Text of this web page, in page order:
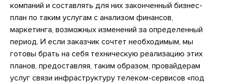
компаний и составлять для них законченный бизнес-
план по таким услугам с анализом финансов,
маркетинга, возможных изменений за определенный
период. И если заказчик сочтет необходимым, мы
готовы брать на себя техническую реализацию этих
планов, предоставляя, таким образом, провайдерам
услуг связи инфраструктуру телеком-сервисов «под